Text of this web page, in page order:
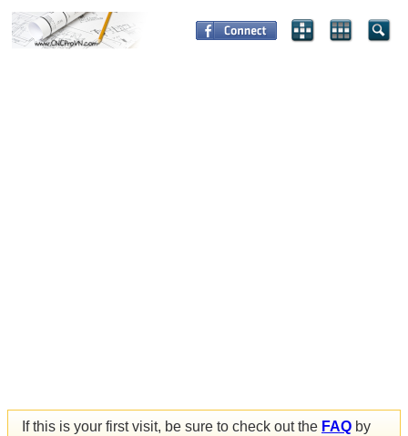
If this is your first visit, be sure to check out the FAQ by